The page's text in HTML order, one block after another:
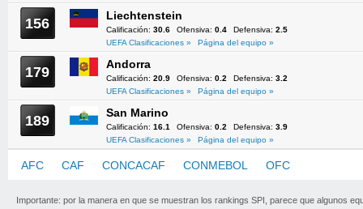
156 Liechtenstein
Calificación: 30.6 Ofensiva: 0.4 Defensiva: 2.5
UEFA Clasificaciones »
Página del equipo »
179 Andorra
Calificación: 20.9 Ofensiva: 0.2 Defensiva: 3.2
UEFA Clasificaciones »
Página del equipo »
189 San Marino
Calificación: 16.1 Ofensiva: 0.2 Defensiva: 3.9
UEFA Clasificaciones »
Página del equipo »
AFC CAF CONCACAF CONMEBOL OFC
Importante: por la manera en que se muestran los rankings SPI, parece que algunos